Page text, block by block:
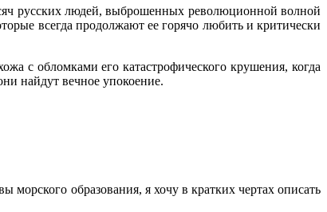
русских людей, выброшенных револю­ционной волной
всегда продолжают ее горячо любить и критически
с обломками его катастрофического крушения, когда
найдут вечное упокоение.
образования, я хочу в крат­ких чертах описать